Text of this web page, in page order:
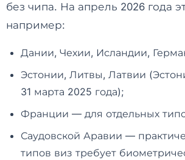
без чипа. На апрель 2026 года
например:
Дании, Чехии, Исландии,
Эстонии, Литвы, Латвии
31 марта 2025 года);
Франции — для отдельных
Саудовской Аравии —
типов виз требует